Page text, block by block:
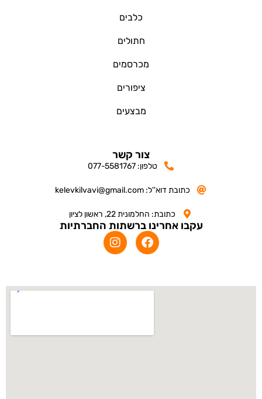
צור קשר
טלפון: 077-5581767
כתובת דוא''ל: kelevkilvavi@gmail.com
כתובת: החלמונית 22, ראשון לציון
עקבו אחרינו ברשתות החברתיות
כלבים
חתולים
מכרסמים
ציפורים
מבצעים